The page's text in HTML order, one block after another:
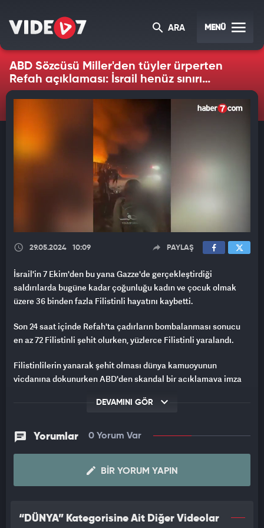
ARA MENÜ
ABD Sözcüsü Miller'den tüyler ürperten
Refah açıklaması: İsrail henüz sınırı
aşmadı!
29.05.2024 10:09 PAYLAŞ
İsrail'in 7 Ekim'den bu yana Gazze'de gerçekleştirdiği
saldırılarda bugüne kadar çoğunluğu kadın ve çocuk olmak
üzere 36 binden fazla Filistinli hayatını kaybetti.
Son 24 saat içinde Refah'ta çadırların bombalanması sonucu
en az 72 Filistinli şehit olurken, yüzlerce Filistinli yaralandı.
Filistinlilerin yanarak şehit olması dünya kamuoyunun
vicdanına dokunurken ABD'den skandal bir açıklamaya imza
İsrail’in Refah’a düzenlediği saldırılara ilişkin açıklama yapan
ABD Dışişleri Bakanlığı Sözcüsü Matthew Miller, Tel Aviv
yönetiminin henüz, "ABD'nin büyük bir saldırı olarak
tanımladığı" sınırı aşmadığını söyledi.
trajik can kayıplarından ABD derin üzüntü duyuyor. İsrail’in
DEVAMINI GÖR
Yorumlar 0 Yorum Var
BIR YORUM YAPIN
“DÜNYA” Kategorisine Ait Diğer Videolar